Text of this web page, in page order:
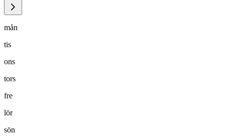
mån
tis
ons
tors
fre
lör
sön